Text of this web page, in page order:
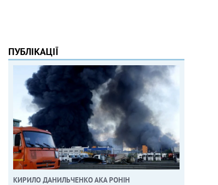
ПУБЛІКАЦІЇ
КИРИЛО ДАНИЛЬЧЕНКО АКА РОНІН